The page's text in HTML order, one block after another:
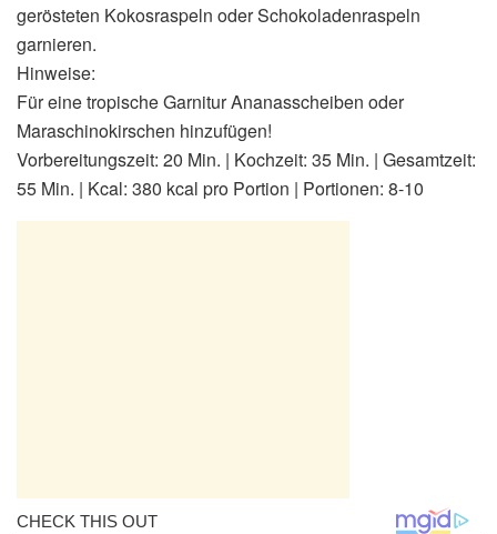
gerösteten Kokosraspeln oder Schokoladenraspeln
garnieren.
Hinweise:
Für eine tropische Garnitur Ananasscheiben oder
Maraschinokirschen hinzufügen!
Vorbereitungszeit: 20 Min. | Kochzeit: 35 Min. | Gesamtzeit:
55 Min. | Kcal: 380 kcal pro Portion | Portionen: 8-10